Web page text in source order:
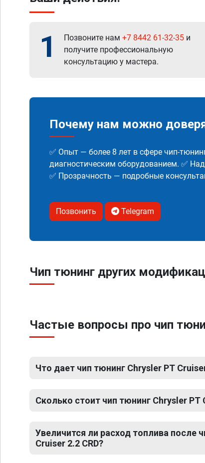
1 Позвоните нам +7 8442 61-32-35 и
получите профессиональную
консультацию у мастера.
Почему нам можно
✅ Опыт — более 8 лет в сфере чип-
диагностическим оборудованием. ✅
✅ Прозрачность — подробные
Позвонить Telegram
Чип тюнинг других
Частые вопросы про чип
Что дает чип тюнинг Chrysler PT
Сколько стоит чип тюнинг Chrysler PT
Увеличится ли расход топлива после
Cruiser 2.2 CRD?